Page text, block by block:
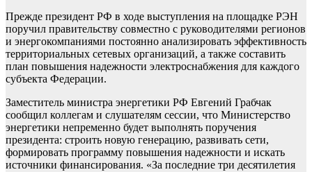
Прежде президент РФ в ходе выступления на площадке РЭН
поручил правительству совместно с руководителями регионов
и энергокомпаниями постоянно анализировать эффективность
территориальных сетевых организаций, а также составить
план повышения надежности электроснабжения для каждого
субъекта Федерации.
Заместитель министра энергетики РФ Евгений Грабчак
сообщил коллегам и слушателям сессии, что Министерство
энергетики непременно будет выполнять поручения
президента: строить новую генерацию, развивать сети,
формировать программу повышения надежности и искать
источники финансирования. «За последние три десятилетия